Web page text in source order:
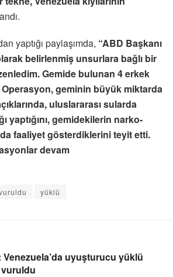
yaptığı paylaşımda, “ABD Başkanı
belirlenmiş unsurlara bağlı bir
Gemide bulunan 4 erkek
geminin büyük miktarda
uluslararası sularda
yaptığını, gemidekilerin narko-
faaliyet gösterdiklerini teyit etti.
devam
yüklü
Venezuela’da uyuşturucu yüklü